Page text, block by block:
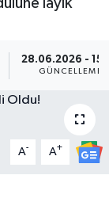
28.06.2026 -
GÜNCELLEME
A- A+